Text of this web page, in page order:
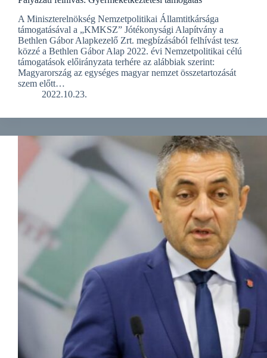
A Miniszterelnökség Nemzetpolitikai Államtitkársága
támogatásával a „KMKSZ” Jótékonysági Alapítvány a
Bethlen Gábor Alapkezelő Zrt. megbízásából felhívást tesz
közzé a Bethlen Gábor Alap 2022. évi Nemzetpolitikai célú
támogatások előirányzata terhére az alábbiak szerint:
Magyarország az egységes magyar nemzet összetartozását
szem előtt…
2022.10.23.